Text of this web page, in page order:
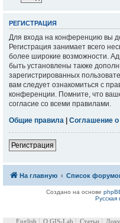
РЕГИСТРАЦИЯ
Для входа на конференцию вы
Регистрация занимает всего
более широкие возможности.
быть установлены также
зарегистрированных
вам следует ознакомиться с
конференции. Помните, что
согласие со всеми правилами.
Общие правила | Соглашение
Регистрация
На главную Список
Создано на основе
Русская
English О GIS-Lab Статьи